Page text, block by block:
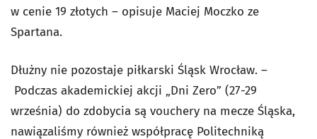
w cenie 19 złotych – opisuje Maciej Moczko ze
Spartana.
Dłużny nie pozostaje piłkarski Śląsk Wrocław. –
Podczas akademickiej akcji „Dni Zero” (27-29
września) do zdobycia są vouchery na mecze Śląska,
nawiązaliśmy również współpracę Politechniką